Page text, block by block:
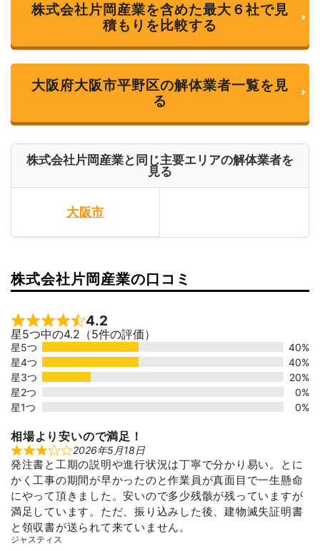
株式会社片岡産業を含めた最大６社で見
積もりを比較する
大阪府大阪市平野区の解体業者一覧を見
る
株式会社片岡産業と同じ主要エリアの解体業者を
見る
大阪市
株式会社片岡産業の口コミ
Rated 4.2 out of 5
4.2
星5つ中の4.2（5件の評価）
星5つ
40%
星4つ
40%
星3つ
20%
星2つ
0%
星1つ
0%
相場より安いので満足！
R
a
t
e
d
o
u
t
o
2026年5月18日
発注書と工期の説明や進行状況は丁寧で分かり易い。とに
かく工事の期間が早かったのと作業員が真面目で一生懸命
にやって頂きました。安いので多少残骸が残っていますが
満足しています。ただ、振り込みした後、建物滅失証明書
と領収書が送られて来ていません。
ジャスティス